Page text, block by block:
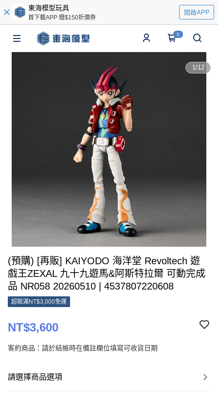
東海模型玩具
首下載APP 贈$150折價券
開啟APP
0
1/12
(預購) [再販] KAIYODO 海洋堂 Revoltech 遊
戲王ZEXAL 九十九遊馬&阿斯特拉爾 可動完成
品 NR058 20260510 | 4537807220608
超取滿NT$3,000免運
NT$3,600
客約商品：請於結帳時在備註欄位填寫可收貨日期
請選擇商品選項